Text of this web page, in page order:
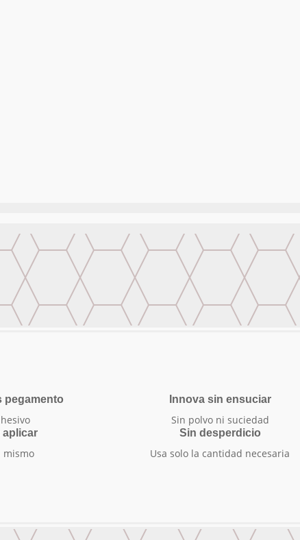
pegamento
aplicar
mismo
Innova sin ensuciar
Sin polvo ni suciedad
Sin desperdicio
Usa solo la cantidad necesaria